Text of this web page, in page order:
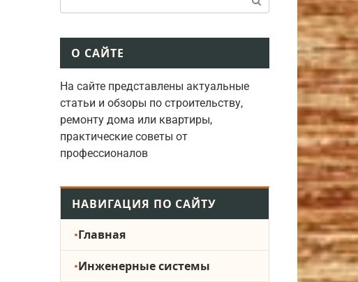
О САЙТЕ
На сайте представлены актуальные
статьи и обзоры по строительству,
ремонту дома или квартиры,
практические советы от
профессионалов
НАВИГАЦИЯ ПО САЙТУ
Главная
Инженерные системы